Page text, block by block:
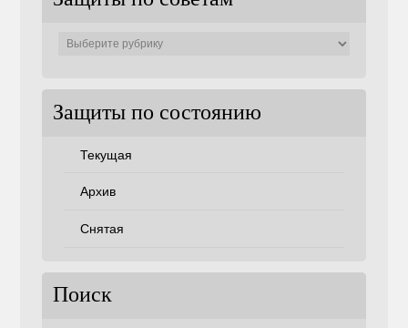
Защиты по состоянию
Текущая
Архив
Снятая
Поиск